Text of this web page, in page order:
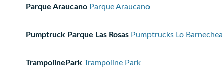
Parque Araucano Parque Araucano
Pumptruck Parque Las Rosas Pumptrucks Lo Barnechea
TrampolinePark Trampoline Park